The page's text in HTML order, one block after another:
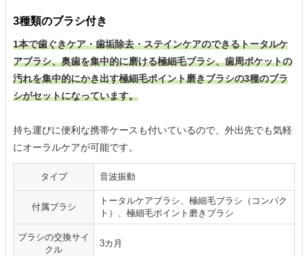
3種類のブラシ付き
1本で歯ぐきケア・歯垢除去・ステインケアのできるトータルケ
アブラシ、奥歯を集中的に磨ける極細毛ブラシ、歯周ポケットの
汚れを集中的にかき出す極細毛ポイント磨きブラシの3種のブラ
シがセットになっています。
持ち運びに便利な携帯ケースも付いているので、外出先でも気軽
にオーラルケアが可能です。
タイプ 音波振動
付属ブラシ
トータルケアブラシ、極細毛ブラシ（コンパク
ト）、極細毛ポイント磨きブラシ
ブラシの交換サイ
クル
3カ月